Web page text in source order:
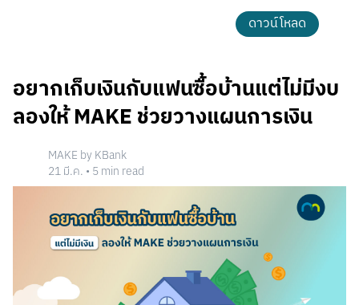
ดาวน์โหลด
อยากเก็บเงินกับแฟนซื้อบ้านแต่ไม่มีงบ
ลองให้ MAKE ช่วยวางแผนการเงิน
MAKE by KBank
21 มี.ค. • 5min read